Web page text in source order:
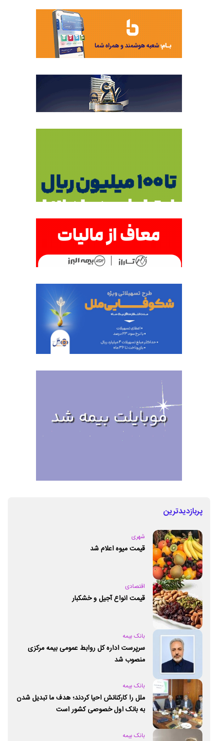
پربازدیدترین
شهری
قیمت میوه اعلام شد
اقتصادی
قیمت انواع آجیل و خشکبار
بانک بیمه
سرپرست اداره کل روابط عمومی بیمه مرکزی
منصوب شد
بانک بیمه
ملل را کارکنانش احیا کردند؛ هدف ما تبدیل شدن
به بانک اول خصوصی کشور است
بانک بیمه